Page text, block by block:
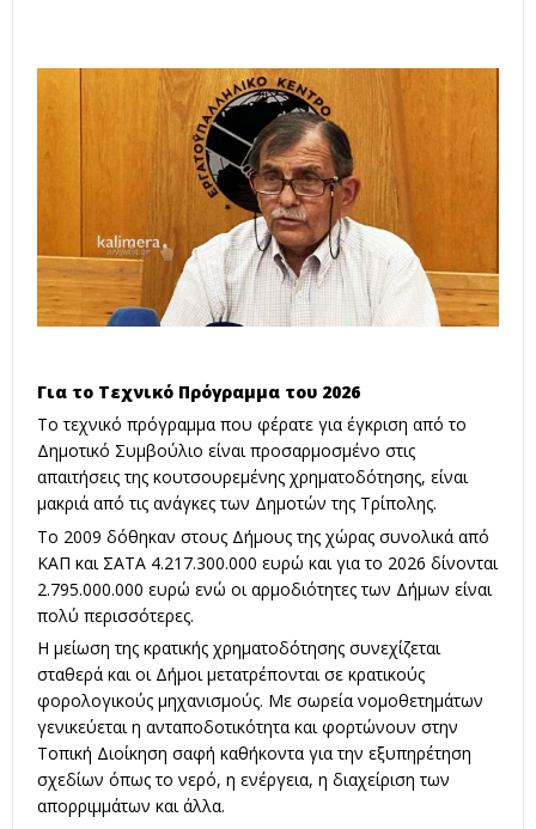
Για το Τεχνικό Πρόγραμμα του 2026
Το τεχνικό πρόγραμμα που φέρατε για έγκριση από το
Δημοτικό Συμβούλιο είναι προσαρμοσμένο στις
απαιτήσεις της κουτσουρεμένης χρηματοδότησης, είναι
μακριά από τις ανάγκες των Δημοτών της Τρίπολης.
Το 2009 δόθηκαν στους Δήμους της χώρας συνολικά από
ΚΑΠ και ΣΑΤΑ 4.217.300.000 ευρώ και για το 2026 δίνονται
2.795.000.000 ευρώ ενώ οι αρμοδιότητες των Δήμων είναι
πολύ περισσότερες.
Η μείωση της κρατικής χρηματοδότησης συνεχίζεται
σταθερά και οι Δήμοι μετατρέπονται σε κρατικούς
φορολογικούς μηχανισμούς. Με σωρεία νομοθετημάτων
γενικεύεται η ανταποδοτικότητα και φορτώνουν στην
Τοπική Διοίκηση σαφή καθήκοντα για την εξυπηρέτηση
σχεδίων όπως το νερό, η ενέργεια, η διαχείριση των
απορριμμάτων και άλλα.